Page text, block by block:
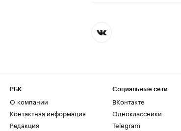
РБК
О компании
Контактная информация
Редакция
Социальные сети
ВКонтакте
Одноклассники
Telegram